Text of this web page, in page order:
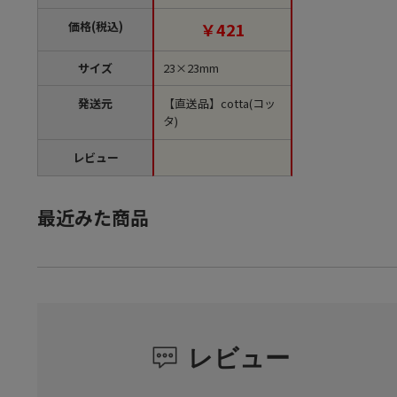
価格(税込)
サイズ
発送元
レビュー
【直送品】
￥421
23×23mm
【直送品】cotta(コッ
タ)
最近みた商品
レビュー